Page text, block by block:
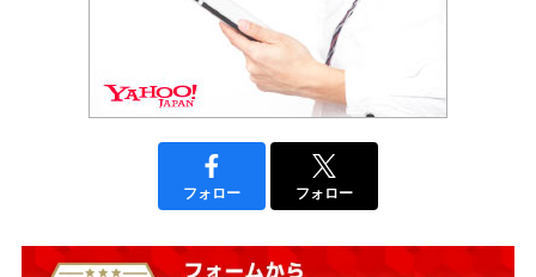
フォロー フォロー